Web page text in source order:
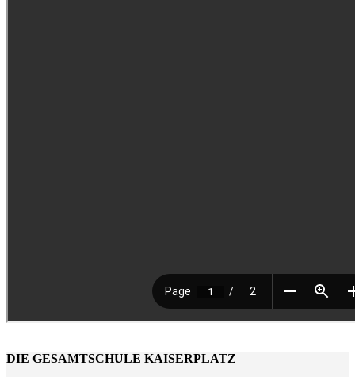
DIE GESAMTSCHULE KAISERPLATZ